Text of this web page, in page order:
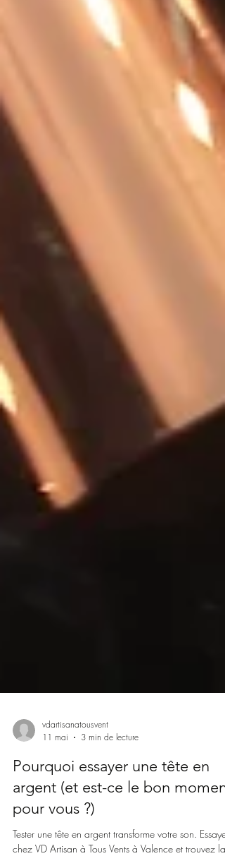
vdartisanatousvent
11 mai
3 min de lecture
Pourquoi essayer une tête en
argent (et est-ce le bon moment
pour vous ?)